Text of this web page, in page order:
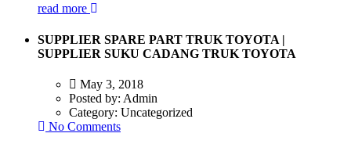
read more
SUPPLIER SPARE PART TRUK TOYOTA |
SUPPLIER SUKU CADANG TRUK TOYOTA
May 3, 2018
Posted by: Admin
Category: Uncategorized
No Comments